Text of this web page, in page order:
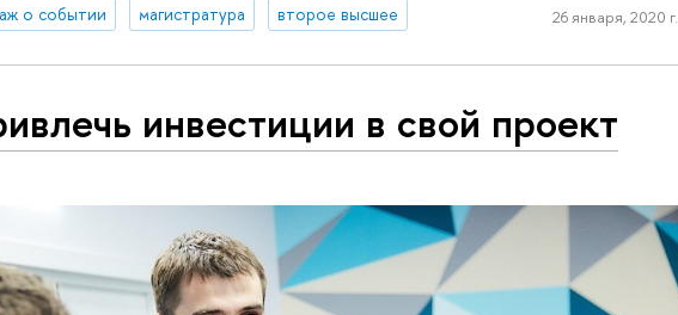
о событии магистратура второе высшее 26 января, 2020 г.
инвестиции в свой проект